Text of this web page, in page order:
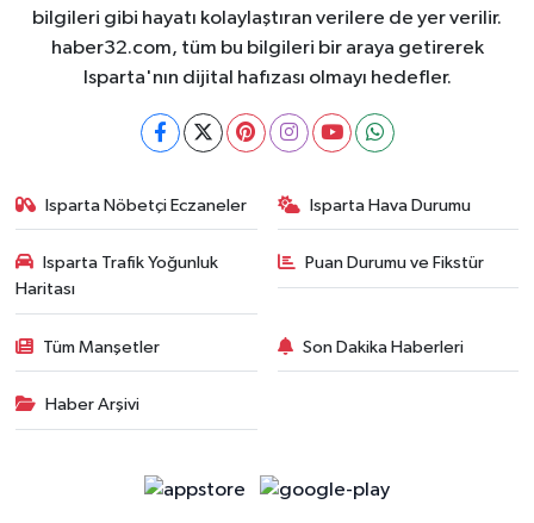
bilgileri gibi hayatı kolaylaştıran verilere de yer verilir.
haber32.com, tüm bu bilgileri bir araya getirerek
Isparta'nın dijital hafızası olmayı hedefler.
Isparta Nöbetçi Eczaneler Isparta Hava Durumu
Isparta Trafik Yoğunluk
Haritası
Puan Durumu ve Fikstür
Tüm Manşetler Son Dakika Haberleri
Haber Arşivi